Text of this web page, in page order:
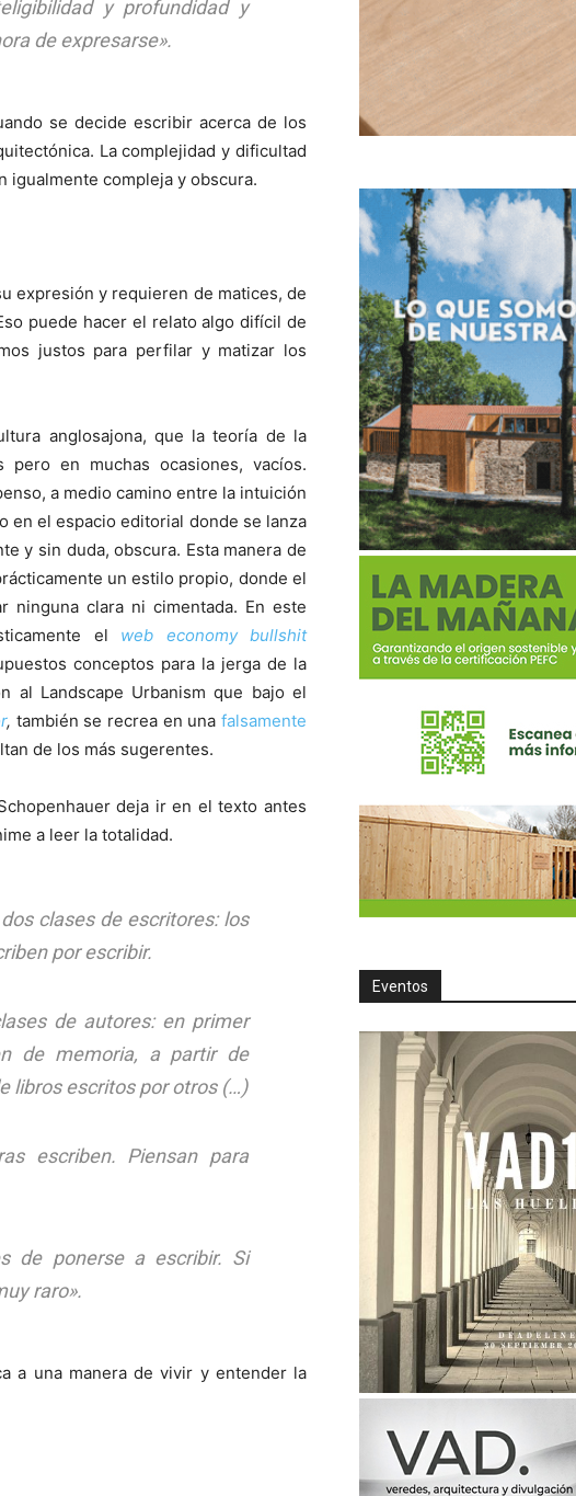
y profundidad y
de expresarse».
se decide escribir acerca de los
La complejidad y dificultad
igualmente compleja y obscura.
expresión y requieren de matices, de
puede hacer el relato algo difícil de
justos para perfilar y matizar los
anglosajona, que la teoría de la
en muchas ocasiones, vacíos.
a medio camino entre la intuición
en el espacio editorial donde se lanza
y sin duda, obscura. Esta manera de
un estilo propio, donde el
ninguna clara ni cimentada. En este
el web economy bullshit
conceptos para la jerga de la
al Landscape Urbanism que bajo el
, también se recrea en una falsamente
de los más sugerentes.
deja ir en el texto antes
a leer la totalidad.
clases de escritores: los
por escribir.
de autores: en primer
de memoria, a partir de
libros escritos por otros (…)
escriben. Piensan para
de ponerse a escribir. Si
raro».
a una manera de vivir y entender la
Eventos